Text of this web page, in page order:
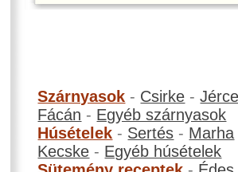
Szárnyasok - Csirke -
Fácán - Egyéb szárnyasok
Húsételek - Sertés - Marha
Kecske - Egyéb húsételek